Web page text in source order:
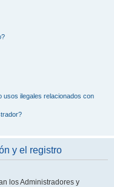
usos ilegales relacionados con
y el registro
los Administradores y